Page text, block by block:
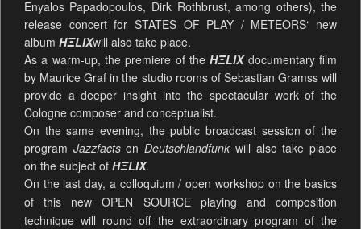
Enyalos Papadopoulos, Dirk Rothbrust, among others), the
release concert for STATES OF PLAY / METEORS‘ new
album HΞLIXwill also take place.
As a warm-up, the premiere of theHΞLIX documentary film
by Maurice Graf in the studio rooms of Sebastian Gramss will
provide a deeper insight into the spectacular work of the
Cologne composer and conceptualist.
On the same evening, the public broadcast session of the
program JazzfactsonDeutschlandfunk will also take place
on the subject of HΞLIX.
On the last day, a colloquium / open workshop on the basics
of this new OPEN SOURCE playing and composition
technique will round off the extraordinary program of the